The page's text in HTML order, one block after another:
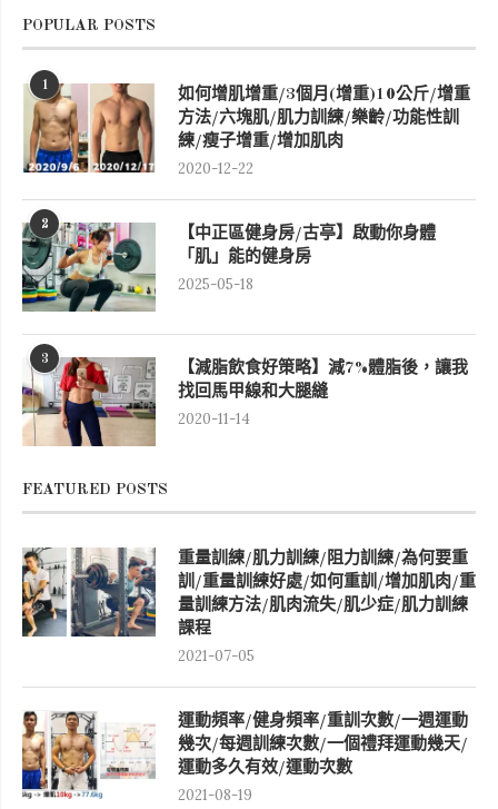
POPULAR POSTS
1
如何增肌增重/3個月(增重)10公斤/增重
方法/六塊肌/肌力訓練/樂齡/功能性訓
練/瘦子增重/增加肌肉
2020-12-22
2
【中正區健身房/古亭】啟動你身體
「肌」能的健身房
2025-05-18
3
【減脂飲食好策略】減7%體脂後，讓我
找回馬甲線和大腿縫
2020-11-14
FEATURED POSTS
重量訓練/肌力訓練/阻力訓練/為何要重
訓/重量訓練好處/如何重訓/增加肌肉/重
量訓練方法/肌肉流失/肌少症/肌力訓練
課程
2021-07-05
運動頻率/健身頻率/重訓次數/一週運動
幾次/每週訓練次數/一個禮拜運動幾天/
運動多久有效/運動次數
2021-08-19